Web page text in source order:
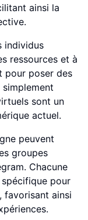
ainsi la
individus
ressources et à
pour poser des
sont un
actuel.
peuvent
groupes
Chacune
pour
favorisant ainsi